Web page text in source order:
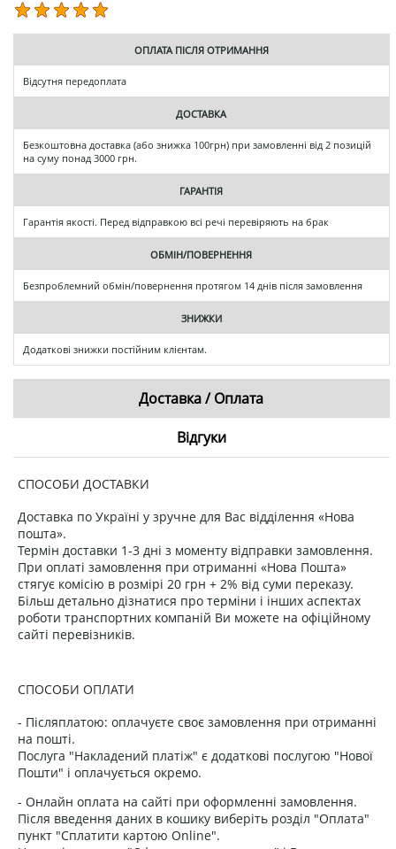
ОПЛАТА ПІСЛЯ ОТРИМАННЯ
Відсутня передоплата
ДОСТАВКА
Безкоштовна доставка (або знижка 100грн) при замовленні від 2 позицій
на суму понад 3000 грн.
ГАРАНТІЯ
Гарантія якості. Перед відправкою всі речі перевіряють на брак
ОБМІН/ПОВЕРНЕННЯ
Безпроблемний обмін/повернення протягом 14 днів після замовлення
ЗНИЖКИ
Додаткові знижки постійним клієнтам.
Доставка / Оплата
Відгуки
СПОСОБИ ДОСТАВКИ
Доставка по Україні у зручне для Вас відділення «Нова
пошта».
Термін доставки 1-3 дні з моменту відправки замовлення.
При оплаті замовлення при отриманні «Нова Пошта»
стягує комісію в розмірі 20 грн + 2% від суми переказу.
Більш детально дізнатися про терміни і інших аспектах
роботи транспортних компаній Ви можете на офіційному
сайті перевізників.
СПОСОБИ ОПЛАТИ
- Післяплатою: оплачуєте своє замовлення при отриманні
на пошті.
Послуга "Накладений платіж" є додаткові послугою "Нової
Пошти" і оплачується окремо.
- Онлайн оплата на сайті при оформленні замовлення.
Після введення даних в кошику виберіть розділ "Оплата"
пункт "Сплатити картою Online".